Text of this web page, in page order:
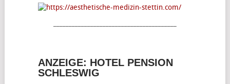
ANZEIGE: HOTEL PENSION
SCHLESWIG